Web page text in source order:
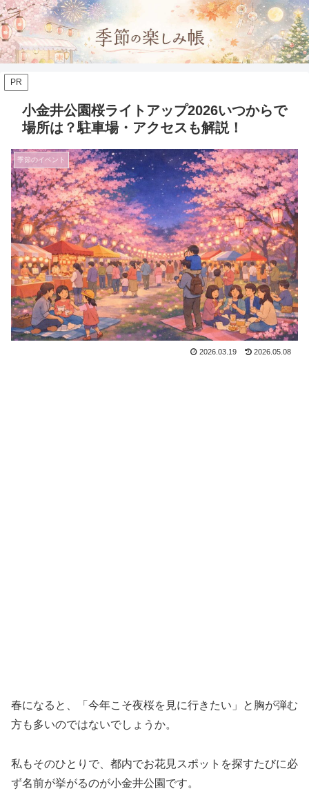
PR
小金井公園桜ライトアップ2026いつからで
場所は？駐車場・アクセスも解説！
季節のイベント
2026.03.19 2026.05.08
春になると、「今年こそ夜桜を見に行きたい」と胸が弾む
方も多いのではないでしょうか。
私もそのひとりで、都内でお花見スポットを探すたびに必
ず名前が挙がるのが小金井公園です。